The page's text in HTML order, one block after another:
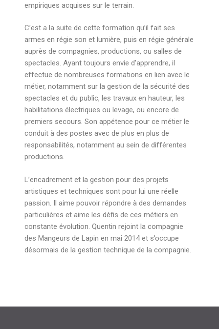
empiriques acquises sur le terrain.
C’est a la suite de cette formation qu’il fait ses
armes en régie son et lumière, puis en régie générale
auprès de compagnies, productions, ou salles de
spectacles. Ayant toujours envie d’apprendre, il
effectue de nombreuses formations en lien avec le
métier, notamment sur la gestion de la sécurité des
spectacles et du public, les travaux en hauteur, les
habilitations électriques ou levage, ou encore de
premiers secours. Son appétence pour ce métier le
conduit à des postes avec de plus en plus de
responsabilités, notamment au sein de différentes
productions.
L’encadrement et la gestion pour des projets
artistiques et techniques sont pour lui une réelle
passion. Il aime pouvoir répondre à des demandes
particulières et aime les défis de ces métiers en
constante évolution. Quentin rejoint la compagnie
des Mangeurs de Lapin en mai 2014 et s’occupe
désormais de la gestion technique de la compagnie.